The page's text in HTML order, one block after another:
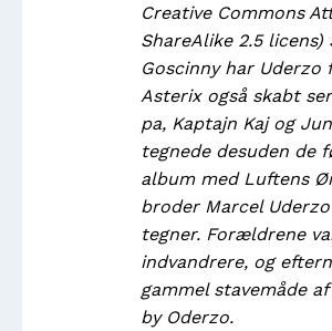
Creative Commons
ShareAlike 2.5 licens)
Goscinny har Uderzo
Asterix også skabt
pa, Kaptajn Kaj og
tegnede desuden de
album med Luftens
broder Marcel
tegner. Forældrene
indvandrere, og
gammel stavemåde
by Oderzo.